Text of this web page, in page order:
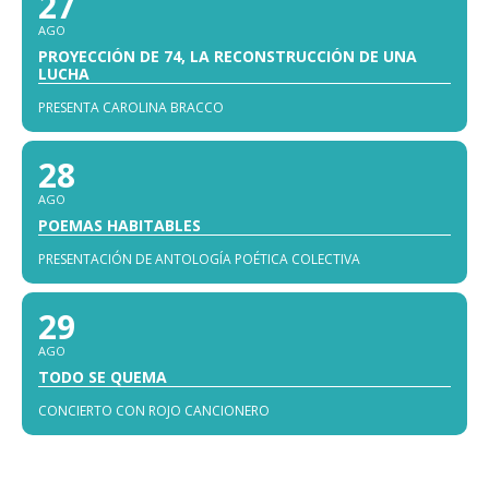
AGO
PROYECCIÓN DE 74, LA RECONSTRUCCIÓN DE UNA
LUCHA
PRESENTA CAROLINA BRACCO
28
AGO
POEMAS HABITABLES
PRESENTACIÓN DE ANTOLOGÍA POÉTICA COLECTIVA
29
AGO
TODO SE QUEMA
CONCIERTO CON ROJO CANCIONERO